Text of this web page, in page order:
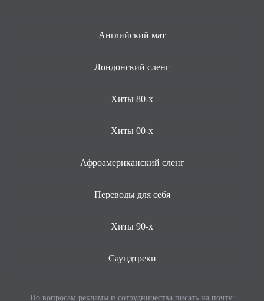
Английский мат
Лондонский сленг
Хиты 80-х
Хиты 00-х
Афроамериканский сленг
Переводы для себя
Хиты 90-х
Саундтреки
По вопросам рекламы и сотрудничества писать на почту: